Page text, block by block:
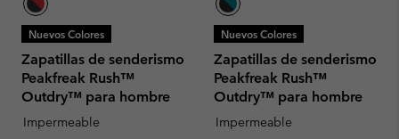
Nuevos Colores
Zapatillas de senderismo
Peakfreak Rush™
Outdry™ para hombre
Impermeable
Nuevos Colores
Zapatillas de senderismo
Peakfreak Rush™
Outdry™ para hombre
Impermeable